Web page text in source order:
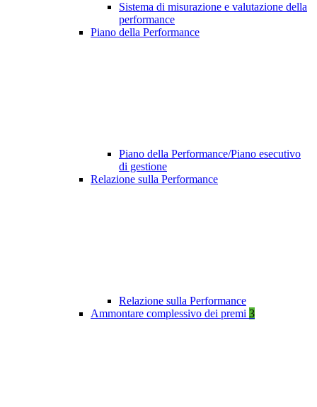
Sistema di misurazione e valutazione della
performance
Piano della Performance
Piano della Performance/Piano esecutivo
di gestione
Relazione sulla Performance
Relazione sulla Performance
Ammontare complessivo dei premi 3